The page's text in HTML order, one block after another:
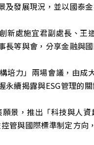
及發展現況，並以國泰
新處施宜君副處長、
長等與會，分享金融與
培力」兩場會議，由
續揭露與ESG管理的關
景，推出「科技與人
管與國際標準制定方向